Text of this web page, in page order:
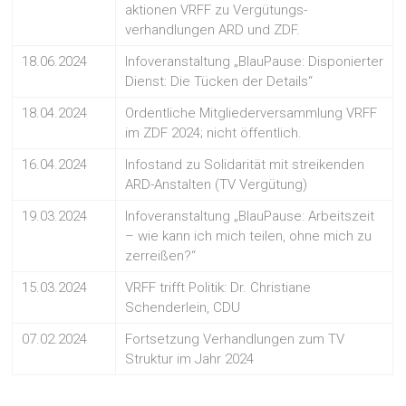
aktionen VRFF zu Vergütungs-
verhandlungen ARD und ZDF.
18.06.2024
Infoveranstaltung „BlauPause: Disponierter
Dienst: Die Tücken der Details“
18.04.2024
Ordentliche Mitgliederversammlung VRFF
im ZDF 2024; nicht öffentlich.
16.04.2024
Infostand zu Solidarität mit streikenden
ARD-Anstalten (TV Vergütung)
19.03.2024
Infoveranstaltung „BlauPause: Arbeitszeit
– wie kann ich mich teilen, ohne mich zu
zerreißen?“
15.03.2024
VRFF trifft Politik: Dr. Christiane
Schenderlein, CDU
07.02.2024
Fortsetzung Verhandlungen zum TV
Struktur im Jahr 2024